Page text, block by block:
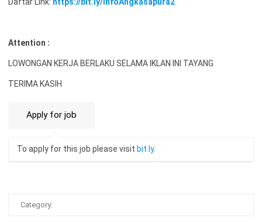
Attention :
LOWONGAN KERJA BERLAKU SELAMA IKLAN INI TAYANG
TERIMA KASIH
To apply for this job please visit bit.ly.
Category: